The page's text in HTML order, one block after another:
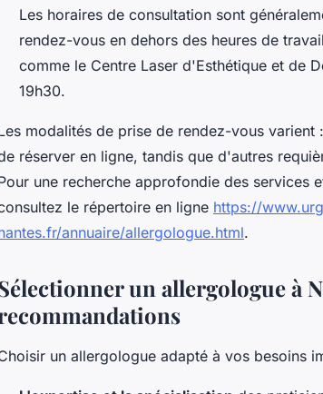
Les horaires de consultation sont
rendez-vous en dehors des heures de
comme le Centre Laser d'Esthétique et de
19h30.
modalités de prise de rendez-vous
réserver en ligne, tandis que d'autres
une recherche approfondie des services
le répertoire en ligne https://
annuaire/allergologue.html.
un allergologue à
un allergologue adapté à vos besoins